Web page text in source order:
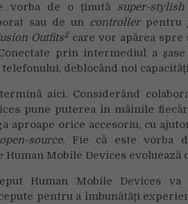
vorba de o ținută super-stylish
sau de un controllerpentru
Outfits2care vor apărea spre
prin intermediul a
deblocând noi
aici. Considerând
pune puterea în mâinile
aproape orice accesoriu, cu
open-source. Fie că este vorba
Human Mobile Devices
Human Mobile Devices
pentru a îmbunătăți